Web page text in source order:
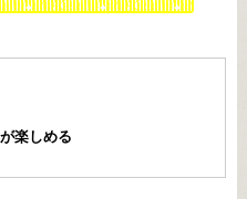
楽しめる